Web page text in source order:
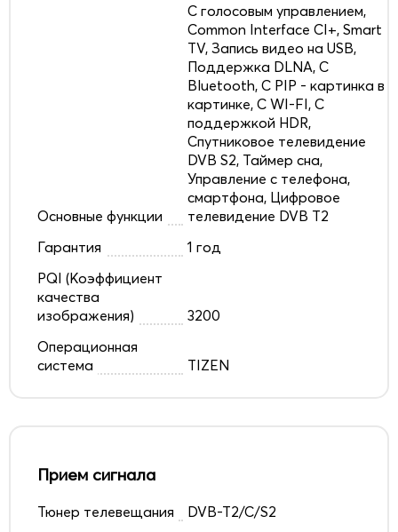
Основные функции
C голосовым управлением,
Common Interface CI+, Smart
TV, Запись видео на USB,
Поддержка DLNA, С
Bluetooth, С PIP - картинка в
картинке, С WI-FI, С
поддержкой HDR,
Спутниковое телевидение
DVB S2, Таймер сна,
Управление с телефона,
смартфона, Цифровое
телевидение DVB T2
Гарантия
1 год
PQI (Коэффициент
качества
изображения)
3200
Операционная
система
TIZEN
Прием сигнала
Тюнер телевещания
DVB-T2/C/S2